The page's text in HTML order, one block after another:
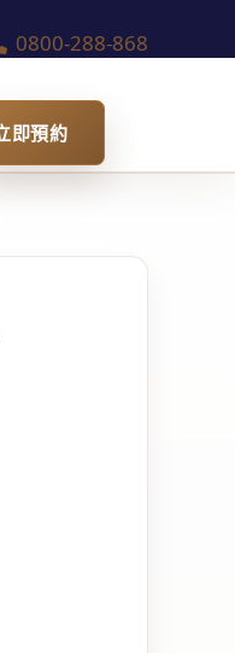
0800-288-868